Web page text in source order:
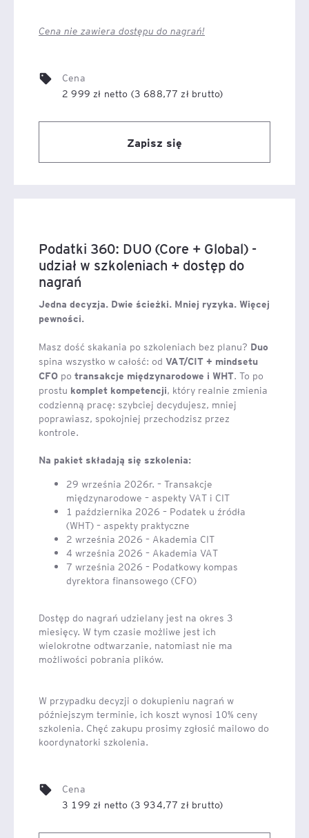
Cena nie zawiera dostępu do nagrań!
Cena
2 999 zł netto (3 688,77 zł brutto)
Zapisz się
Podatki 360: DUO (Core + Global) -
udział w szkoleniach + dostęp do
nagrań
Jedna decyzja. Dwie ścieżki. Mniej ryzyka. Więcej
pewności.
Masz dość skakania po szkoleniach bez planu? Duo
spina wszystko w całość: od VAT/CIT + mindsetu
CFO po transakcje międzynarodowe i WHT. To po
prostu komplet kompetencji, który realnie zmienia
codzienną pracę: szybciej decydujesz, mniej
poprawiasz, spokojniej przechodzisz przez
kontrole.
Na pakiet składają się szkolenia:
29 września 2026r. – Transakcje
międzynarodowe – aspekty VAT i CIT
1 października 2026 – Podatek u źródła
(WHT) – aspekty praktyczne
2 września 2026 – Akademia CIT
4 września 2026 – Akademia VAT
7 września 2026 – Podatkowy kompas
dyrektora finansowego (CFO)
Dostęp do nagrań udzielany jest na okres 3
miesięcy. W tym czasie możliwe jest ich
wielokrotne odtwarzanie, natomiast nie ma
możliwości pobrania plików.
W przypadku decyzji o dokupieniu nagrań w
późniejszym terminie, ich koszt wynosi 10% ceny
szkolenia. Chęć zakupu prosimy zgłosić mailowo do
koordynatorki szkolenia.
Cena
3 199 zł netto (3 934,77 zł brutto)